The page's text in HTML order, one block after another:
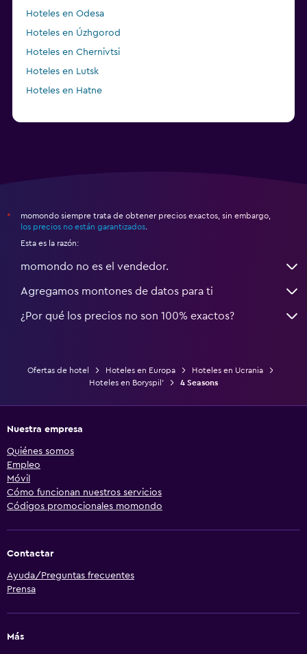
Hoteles en Odesa
Hoteles en Úzhgorod
Hoteles en Chernivtsi
Hoteles en Lutsk
Hoteles en Hatne
*
momondo siempre trata de obtener precios exactos, sin embargo,
los precios no están garantizados
Esta es la razón:
momondo no es el vendedor.
Agregamos montones de datos para ti
¿Por qué los precios no son 100% exactos?
Ofertas de hotel Hoteles en Europa
Hoteles en Ucrania
Hoteles en Boryspil’
4 Seasons
Nuestra empresa
Quiénes somos
Empleo
Móvil
Cómo funcionan nuestros servicios
Códigos promocionales momondo
Contactar
Ayuda/Preguntas frecuentes
Prensa
Más